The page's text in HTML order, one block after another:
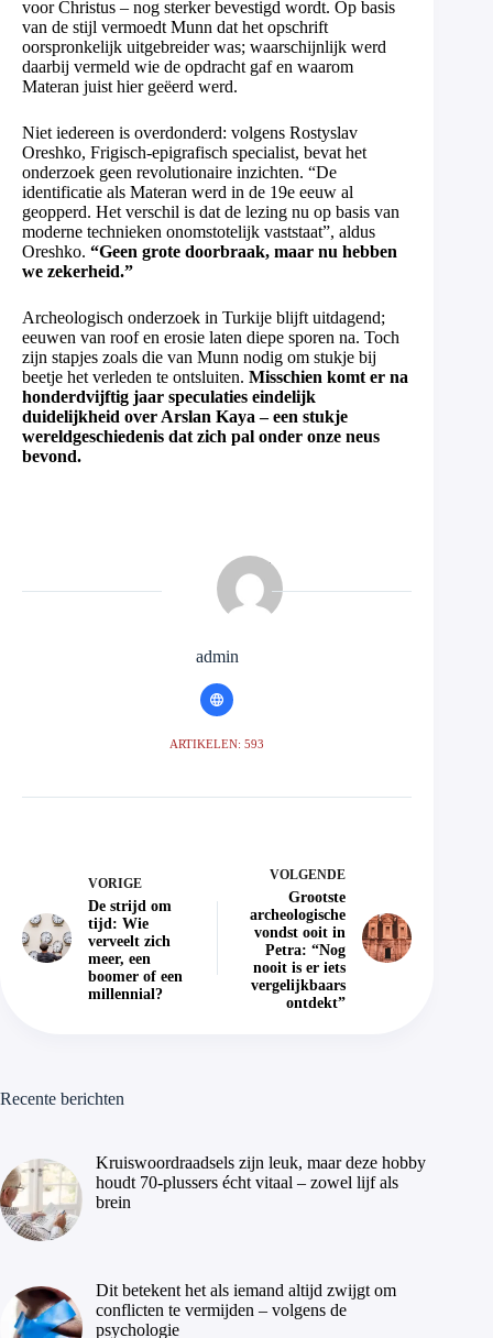
voor Christus – nog sterker bevestigd wordt. Op basis
van de stijl vermoedt Munn dat het opschrift
oorspronkelijk uitgebreider was; waarschijnlijk werd
daarbij vermeld wie de opdracht gaf en waarom
Materan juist hier geëerd werd.
Niet iedereen is overdonderd: volgens Rostyslav
Oreshko, Frigisch-epigrafisch specialist, bevat het
onderzoek geen revolutionaire inzichten. “De
identificatie als Materan werd in de 19e eeuw al
geopperd. Het verschil is dat de lezing nu op basis van
moderne technieken onomstotelijk vaststaat”, aldus
Oreshko. “Geen grote doorbraak, maar nu hebben
we zekerheid.”
Archeologisch onderzoek in Turkije blijft uitdagend;
eeuwen van roof en erosie laten diepe sporen na. Toch
zijn stapjes zoals die van Munn nodig om stukje bij
beetje het verleden te ontsluiten. Misschien komt er na
honderdvijftig jaar speculaties eindelijk
duidelijkheid over Arslan Kaya – een stukje
wereldgeschiedenis dat zich pal onder onze neus
bevond.
admin
ARTIKELEN: 593
VORIGE
De strijd om
tijd: Wie
verveelt zich
meer, een
boomer of een
millennial?
VOLGENDE
Grootste
archeologische
vondst ooit in
Petra: “Nog
nooit is er iets
vergelijkbaars
ontdekt”
Recente berichten
Kruiswoordraadsels zijn leuk, maar deze hobby
houdt 70-plussers écht vitaal – zowel lijf als
brein
Dit betekent het als iemand altijd zwijgt om
conflicten te vermijden – volgens de
psychologie